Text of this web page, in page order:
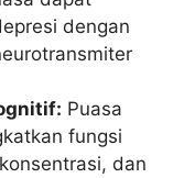
dengan
Puasa
fungsi
dan